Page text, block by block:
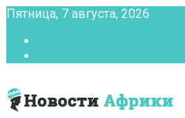
Пятница, 7 августа, 2026